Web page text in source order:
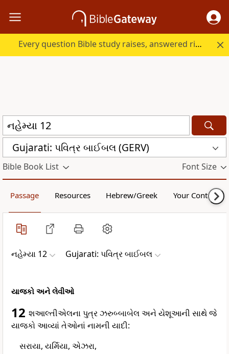
Every question Bible study raises, answered right here.
Gujarati: પવિત્ર બાઈબલ (GERV)
Bible Book List Font Size
Passage Resources Hebrew/Greek Your Content
નહેમ્યા 12 Gujarati: પવિત્ર બાઈબલ
યાજકો અને લેવીઓ
12 શઆલ્તીએલના પુત્ર ઝરુબ્બાબેલ અને યેશૂઆની સાથે જે
યાજકો આવ્યાં તેઓનાં નામની યાદી:
સરાયા, યર્મિયા, એઝરા,